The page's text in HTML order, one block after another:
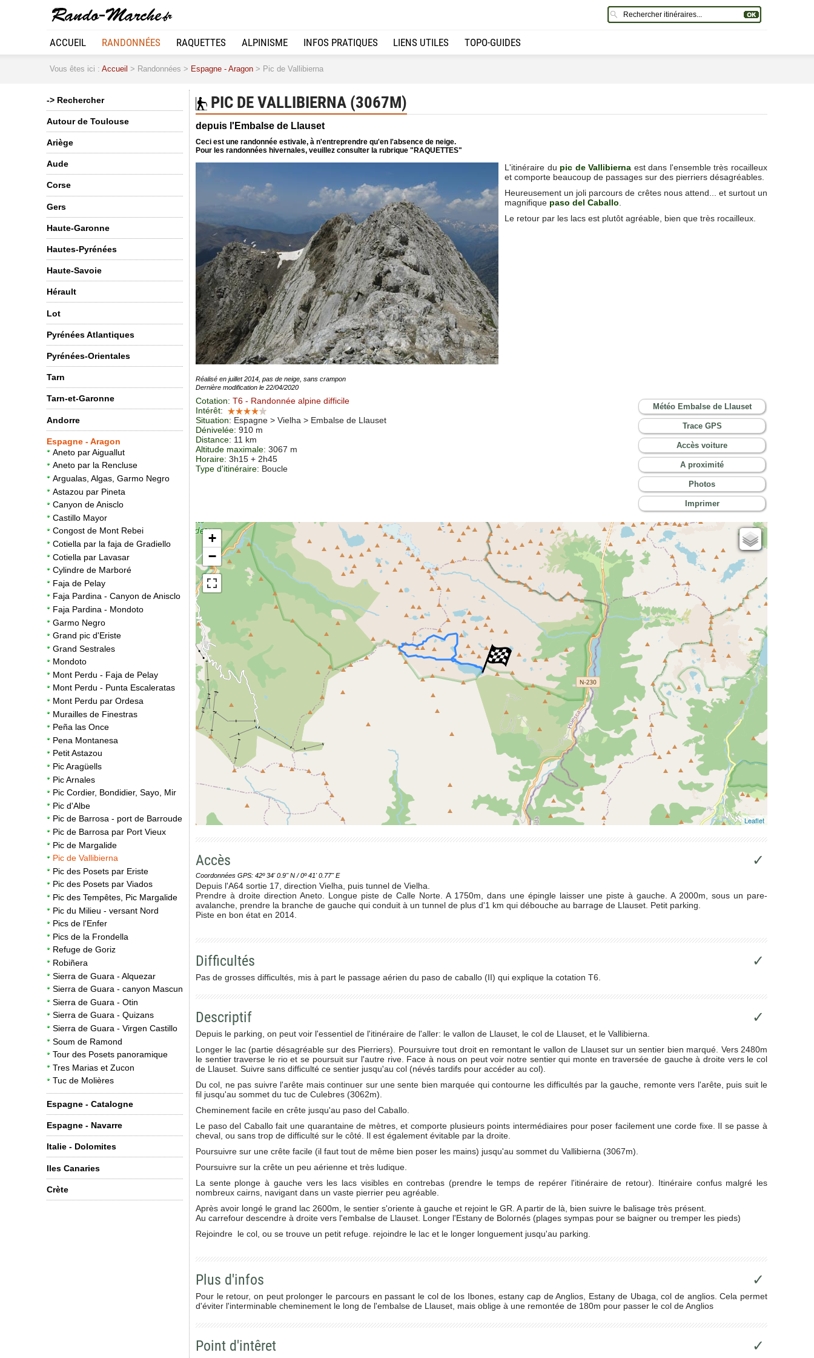
ACCUEIL RANDONNÉES RAQUETTES ALPINISME INFOS PRATIQUES LIENS UTILES TOPO-GUIDES
Vous êtes ici : Accueil > Randonnées > Espagne - Aragon > Pic de Vallibierna
-> Rechercher
Autour de Toulouse
Ariège
Aude
Corse
Gers
Haute-Garonne
Hautes-Pyrénées
Haute-Savoie
Hérault
Lot
Pyrénées Atlantiques
Pyrénées-Orientales
Tarn
Tarn-et-Garonne
Andorre
Espagne - Aragon
Aneto par Aiguallut
Aneto par la Rencluse
Argualas, Algas, Garmo Negro
Astazou par Pineta
Canyon de Anisclo
Castillo Mayor
Congost de Mont Rebei
Cotiella par la faja de Gradiello
Cotiella par Lavasar
Cylindre de Marboré
Faja de Pelay
Faja Pardina - Canyon de Anisclo
Faja Pardina - Mondoto
Garmo Negro
Grand pic d'Eriste
Grand Sestrales
Mondoto
Mont Perdu - Faja de Pelay
Mont Perdu - Punta Escaleratas
Mont Perdu par Ordesa
Murailles de Finestras
Peña las Once
Pena Montanesa
Petit Astazou
Pic Aragüells
Pic Arnales
Pic Cordier, Bondidier, Sayo, Mir
Pic d'Albe
Pic de Barrosa - port de Barroude
Pic de Barrosa par Port Vieux
Pic de Margalide
Pic de Vallibierna
Pic des Posets par Eriste
Pic des Posets par Viados
Pic des Tempêtes, Pic Margalide
Pic du Milieu - versant Nord
Pics de l'Enfer
Pics de la Frondella
Refuge de Goriz
Robiñera
Sierra de Guara - Alquezar
Sierra de Guara - canyon Mascun
Sierra de Guara - Otin
Sierra de Guara - Quizans
Sierra de Guara - Virgen Castillo
Soum de Ramond
Tour des Posets panoramique
Tres Marias et Zucon
Tuc de Molières
Espagne - Catalogne
Espagne - Navarre
Italie - Dolomites
Iles Canaries
Crète
PIC DE VALLIBIERNA (3067M)
depuis l'Embalse de Llauset
Ceci est une randonnée estivale, à n'entreprendre qu'en l'absence de neige.
Pour les randonnées hivernales, veuillez consulter la rubrique "RAQUETTES"
L'itinéraire du pic de Vallibierna est dans l'ensemble très rocailleux
et comporte beaucoup de passages sur des pierriers désagréables.
Heureusement un joli parcours de crêtes nous attend... et surtout un
magnifique paso del Caballo
Le retour par les lacs est plutôt agréable, bien que très rocailleux.
Réalisé en juillet 2014, pas de neige, sans crampon
Dernière modification le 22/04/2020
Cotation: T6 - Randonnée alpine difficile
Intérêt:
Situation: Espagne > Vielha > Embalse de Llauset
Dénivelée: 910 m
Distance: 11 km
Altitude maximale: 3067 m
Horaire: 3h15 + 2h45
Type d'itinéraire: Boucle
Météo Embalse de Llauset
Trace GPS
Accès voiture
A proximité
Photos
Imprimer
+
−
Cartes IGN
Open Topo Map
Open Street Map
ESRI Word Imagery
Photographies aériennes
Leaflet
Accès ✓
Coordonnées GPS: 42º 34' 0.9'' N / 0º 41' 0.77'' E
Depuis l'A64 sortie 17, direction Vielha, puis tunnel de Vielha.
Prendre à droite direction Aneto. Longue piste de Calle Norte. A 1750m, dans une épingle laisser une piste à gauche. A 2000m, sous un pare-
avalanche, prendre la branche de gauche qui conduit à un tunnel de plus d'1 km qui débouche au barrage de Llauset. Petit parking.
Piste en bon état en 2014.
Difficultés ✓
Pas de grosses difficultés, mis à part le passage aérien du paso de caballo (II) qui explique la cotation T6.
Descriptif ✓
Depuis le parking, on peut voir l'essentiel de l'itinéraire de l'aller: le vallon de Llauset, le col de Llauset, et le Vallibierna.
Longer le lac (partie désagréable sur des Pierriers). Poursuivre tout droit en remontant le vallon de Llauset sur un sentier bien marqué. Vers 2480m
le sentier traverse le rio et se poursuit sur l'autre rive. Face à nous on peut voir notre sentier qui monte en traversée de gauche à droite vers le col
de Llauset. Suivre sans difficulté ce sentier jusqu'au col (névés tardifs pour accéder au col).
Du col, ne pas suivre l'arête mais continuer sur une sente bien marquée qui contourne les difficultés par la gauche, remonte vers l'arête, puis suit le
fil jusqu'au sommet du tuc de Culebres (3062m).
Cheminement facile en crête jusqu'au paso del Caballo.
Le paso del Caballo fait une quarantaine de mètres, et comporte plusieurs points intermédiaires pour poser facilement une corde fixe. Il se passe à
cheval, ou sans trop de difficulté sur le côté. Il est également évitable par la droite.
Poursuivre sur une crête facile (il faut tout de même bien poser les mains) jusqu'au sommet du Vallibierna (3067m).
Poursuivre sur la crête un peu aérienne et très ludique.
La sente plonge à gauche vers les lacs visibles en contrebas (prendre le temps de repérer l'itinéraire de retour). Itinéraire confus malgré les
nombreux cairns, navigant dans un vaste pierrier peu agréable.
Après avoir longé le grand lac 2600m, le sentier s'oriente à gauche et rejoint le GR. A partir de là, bien suivre le balisage très présent.
Au carrefour descendre à droite vers l'embalse de Llauset. Longer l'Estany de Bolornés (plages sympas pour se baigner ou tremper les pieds)
Rejoindre le col, ou se trouve un petit refuge. rejoindre le lac et le longer longuement jusqu'au parking.
Plus d'infos ✓
Pour le retour, on peut prolonger le parcours en passant le col de los Ibones, estany cap de Anglios, Estany de Ubaga, col de anglios. Cela permet
d'éviter l'interminable cheminement le long de l'embalse de Llauset, mais oblige à une remontée de 180m pour passer le col de Anglios
Point d'intêret ✓